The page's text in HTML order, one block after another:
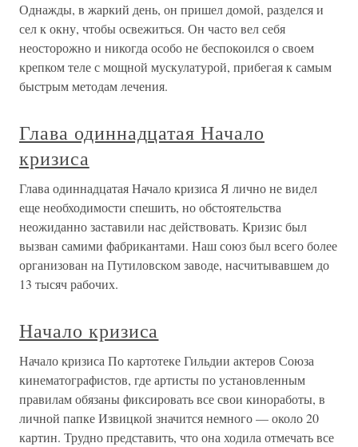
Однажды, в жаркий день, он пришел домой, разделся и
сел к окну, чтобы освежиться. Он часто вел себя
неосторожно и никогда особо не беспокоился о своем
крепком теле с мощной мускулатурой, прибегая к самым
быстрым методам лечения.
Глава одиннадцатая Начало
кризиса
Глава одиннадцатая Начало кризиса Я лично не видел
еще необходимости спешить, но обстоятельства
неожиданно заставили нас действовать. Кризис был
вызван самими фабрикантами. Наш союз был всего более
организован на Путиловском заводе, насчитывавшем до
13 тысяч рабочих.
Начало кризиса
Начало кризиса По картотеке Гильдии актеров Союза
кинематографистов, где артисты по установленным
правилам обязаны фиксировать все свои киноработы, в
личной папке Извицкой значится немного — около 20
картин. Трудно представить, что она ходила отмечать все